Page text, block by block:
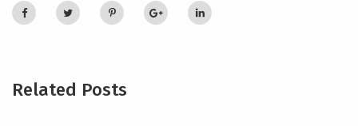
Related Posts